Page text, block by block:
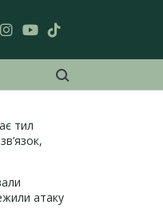
тил
атаку